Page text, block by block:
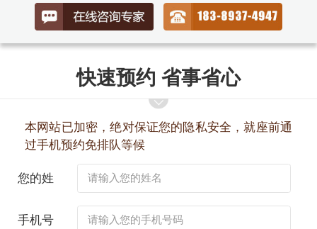
快速预约 省事省心
本网站已加密，绝对保证您的隐私安全，就座前通
过手机预约免排队等候
您的姓
手机号